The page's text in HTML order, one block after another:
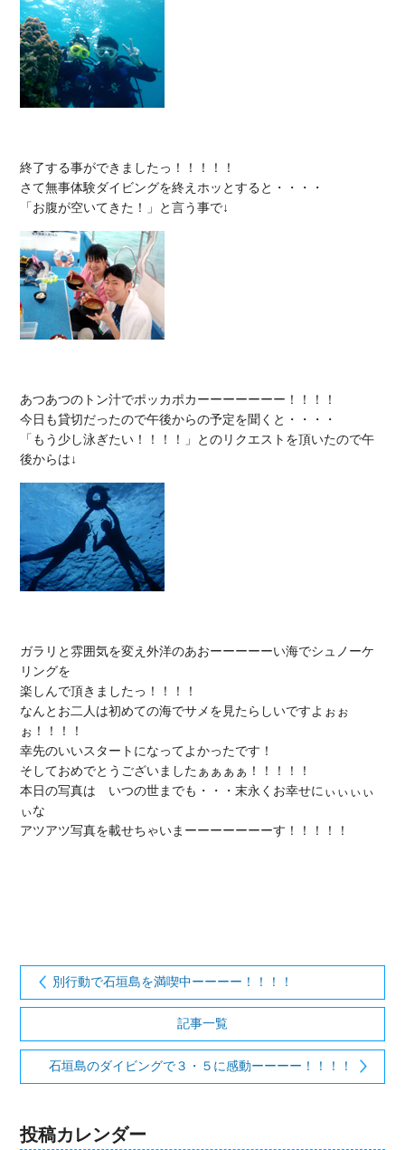
終了する事ができましたっ！！！！！
さて無事体験ダイビングを終えホッとすると・・・・
あつあつのトン汁でポッカポカーーーーーーー！！！！
今日も貸切だったので午後からの予定を聞くと・・・・
「もう少し泳ぎたい！！！！」とのリクエストを頂いたので午
ガラリと雰囲気を変え外洋のあおーーーーーい海でシュノーケ
リングを
楽しんで頂きましたっ！！！！
なんとお二人は初めての海でサメを見たらしいですよぉぉ
ぉ！！！！
幸先のいいスタートになってよかったです！
そしておめでとうございましたぁぁぁぁ！！！！！
本日の写真は　いつの世までも・・・末永くお幸せにぃぃぃぃ
ぃな
アツアツ写真を載せちゃいまーーーーーーーす！！！！！
別行動で石垣島を満喫中ーーーー！！！！
記事一覧
石垣島のダイビングで３・５に感動ーーーー！！！！
投稿カレンダー